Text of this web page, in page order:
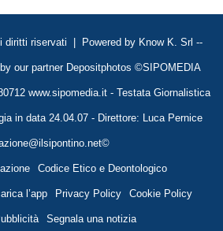
diritti riservati | Powered by Know K. Srl --
our partner Depositphotos ©SIPOMEDIA
www.sipomedia.it - Testata Giornalistica
in data 24.04.07 - Direttore: Luca Pernice
Codice Etico e Deontologico
l’app Privacy Policy Cookie Policy
Segnala una notizia